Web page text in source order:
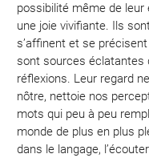
possibilité même de
une joie vivifiante. Ils
s’affinent et se
sont sources éclatantes
réflexions. Leur regard
nôtre, nettoie nos
mots qui peu à peu
monde de plus en plus
dans le langage,